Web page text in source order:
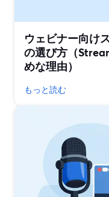
ウェビナー向け
の選び方（
めな理由）
もっと読む